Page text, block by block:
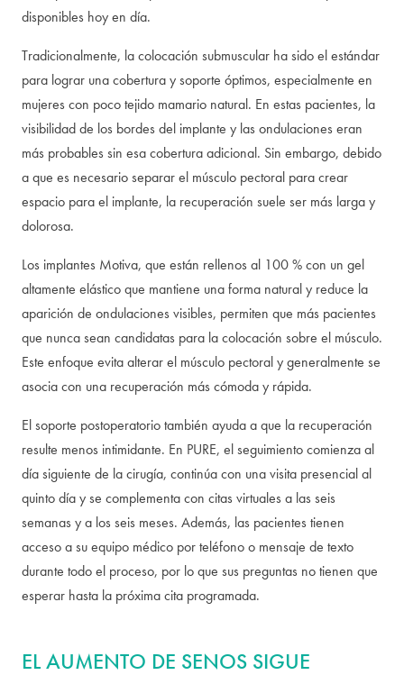
disponibles hoy en día.
Tradicionalmente, la colocación submuscular ha sido el estándar
para lograr una cobertura y soporte óptimos, especialmente en
mujeres con poco tejido mamario natural. En estas pacientes, la
visibilidad de los bordes del implante y las ondulaciones eran
más probables sin esa cobertura adicional. Sin embargo, debido
a que es necesario separar el músculo pectoral para crear
espacio para el implante, la recuperación suele ser más larga y
dolorosa.
Los implantes Motiva, que están rellenos al 100 % con un gel
altamente elástico que mantiene una forma natural y reduce la
aparición de ondulaciones visibles, permiten que más pacientes
que nunca sean candidatas para la colocación sobre el músculo.
Este enfoque evita alterar el músculo pectoral y generalmente se
asocia con una recuperación más cómoda y rápida.
El soporte postoperatorio también ayuda a que la recuperación
resulte menos intimidante. En PURE, el seguimiento comienza al
día siguiente de la cirugía, continúa con una visita presencial al
quinto día y se complementa con citas virtuales a las seis
semanas y a los seis meses. Además, las pacientes tienen
acceso a su equipo médico por teléfono o mensaje de texto
durante todo el proceso, por lo que sus preguntas no tienen que
esperar hasta la próxima cita programada.
EL AUMENTO DE SENOS SIGUE